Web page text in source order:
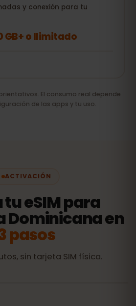
y conexión para tu
GB+ o Ilimitado
El consumo real depende
de las apps y tu uso.
ACTIVACIÓN
eSIM para
Dominicana en
pasos
sin tarjeta SIM física.